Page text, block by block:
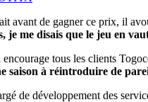
avant de gagner ce prix, il
je me disais que le jeu en
tous les clients
saison à réintroduire de
de développement des